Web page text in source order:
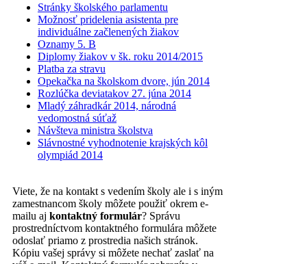
Stránky školského parlamentu
Možnosť pridelenia asistenta pre
individuálne začlenených žiakov
Oznamy 5. B
Diplomy žiakov v šk. roku 2014/2015
Platba za stravu
Opekačka na školskom dvore, jún 2014
Rozlúčka deviatakov 27. júna 2014
Mladý záhradkár 2014, národná
vedomostná súťaž
Návšteva ministra školstva
Slávnostné vyhodnotenie krajských kôl
olympiád 2014
Viete, že na kontakt s vedením školy ale i s iným
zamestnancom školy môžete použiť okrem e-
mailu aj kontaktný formulár? Správu
prostredníctvom kontaktného formulára môžete
odoslať priamo z prostredia našich stránok.
Kópiu vašej správy si môžete nechať zaslať na